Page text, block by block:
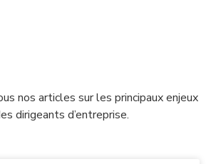
nos articles sur les principaux enjeux
dirigeants d’entreprise.